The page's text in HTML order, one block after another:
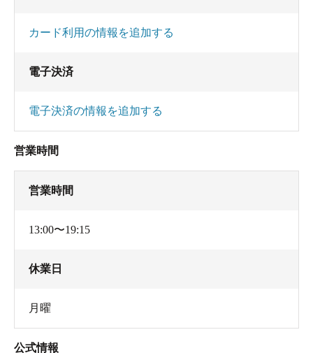
カード利用の情報を追加する
電子決済
電子決済の情報を追加する
営業時間
営業時間
13:00〜19:15
休業日
月曜
公式情報